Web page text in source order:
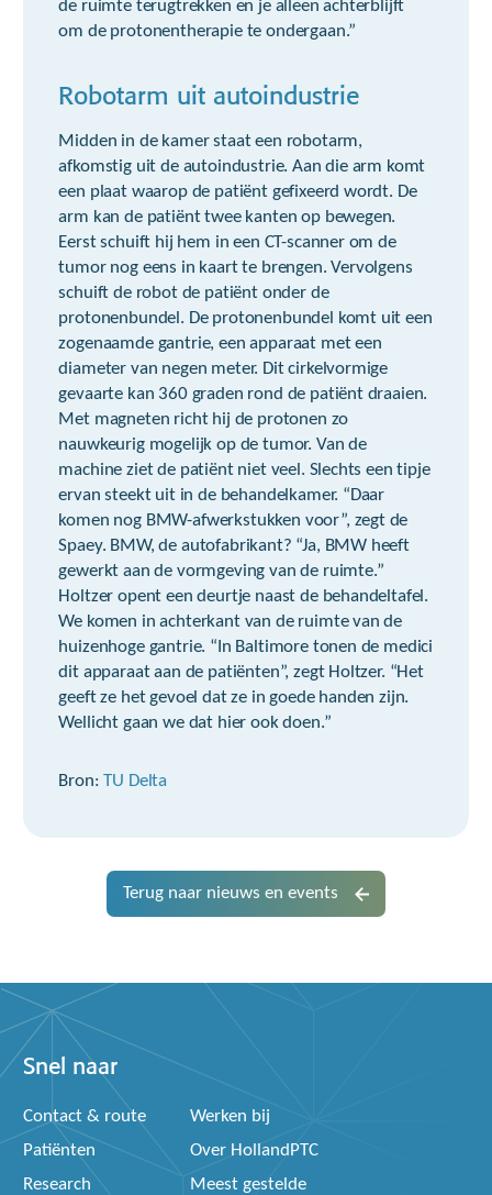
de ruimte terugtrekken en je alleen achterblijft
om de protonentherapie te ondergaan.”
Robotarm uit autoindustrie
Midden in de kamer staat een robotarm,
afkomstig uit de autoindustrie. Aan die arm komt
een plaat waarop de patiënt gefixeerd wordt. De
arm kan de patiënt twee kanten op bewegen.
Eerst schuift hij hem in een CT-scanner om de
tumor nog eens in kaart te brengen. Vervolgens
schuift de robot de patiënt onder de
protonenbundel. De protonenbundel komt uit een
zogenaamde gantrie, een apparaat met een
diameter van negen meter. Dit cirkelvormige
gevaarte kan 360 graden rond de patiënt draaien.
Met magneten richt hij de protonen zo
nauwkeurig mogelijk op de tumor. Van de
machine ziet de patiënt niet veel. Slechts een tipje
ervan steekt uit in de behandelkamer. “Daar
komen nog BMW-afwerkstukken voor”, zegt de
Spaey. BMW, de autofabrikant? “Ja, BMW heeft
gewerkt aan de vormgeving van de ruimte.”
Holtzer opent een deurtje naast de behandeltafel.
We komen in achterkant van de ruimte van de
huizenhoge gantrie. “In Baltimore tonen de medici
dit apparaat aan de patiënten”, zegt Holtzer. “Het
geeft ze het gevoel dat ze in goede handen zijn.
Wellicht gaan we dat hier ook doen.”
Bron:TU Delta
Terug naar nieuws en events
Snel naar
Contact & route
Werken bij
Patiënten
Over HollandPTC
Research
Meest gestelde